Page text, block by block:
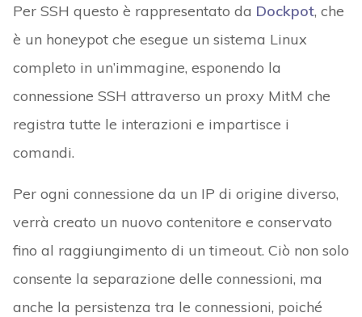
Per SSH questo è rappresentato da Dockpot, che
è un honeypot che esegue un sistema Linux
completo in un’immagine, esponendo la
connessione SSH attraverso un proxy MitM che
registra tutte le interazioni e impartisce i
comandi.
Per ogni connessione da un IP di origine diverso,
verrà creato un nuovo contenitore e conservato
fino al raggiungimento di un timeout. Ciò non solo
consente la separazione delle connessioni, ma
anche la persistenza tra le connessioni, poiché